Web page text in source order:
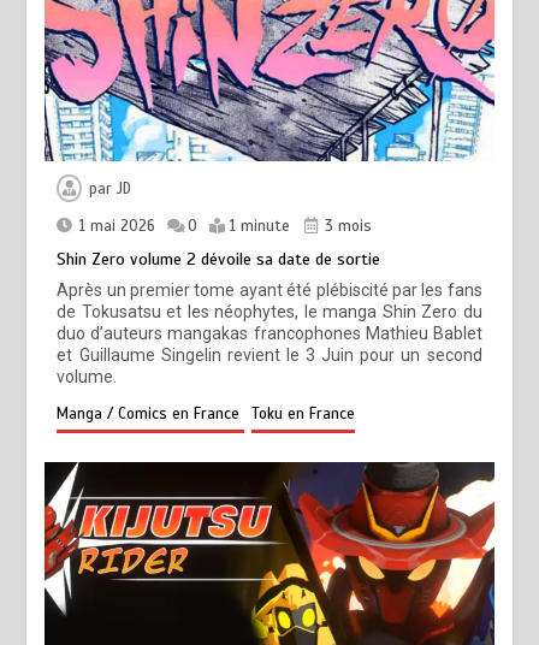
parJD
1 mai 2026
0 1 minute 3 mois
Shin Zero volume 2 dévoile sa date de sortie
Après un premier tome ayant été plébiscité par les fans
de Tokusatsu et les néophytes, le manga Shin Zero du
duo d’auteurs mangakas francophones Mathieu Bablet
et Guillaume Singelin revient le 3 Juin pour un second
volume.
Manga / Comics en France
Toku en France